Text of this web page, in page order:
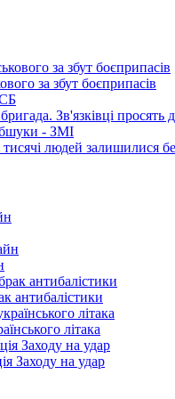
за збут боєприпасів
Зв'язківці просять
- ЗМІ
людей залишилися
антибалістики
літака
Заходу на удар